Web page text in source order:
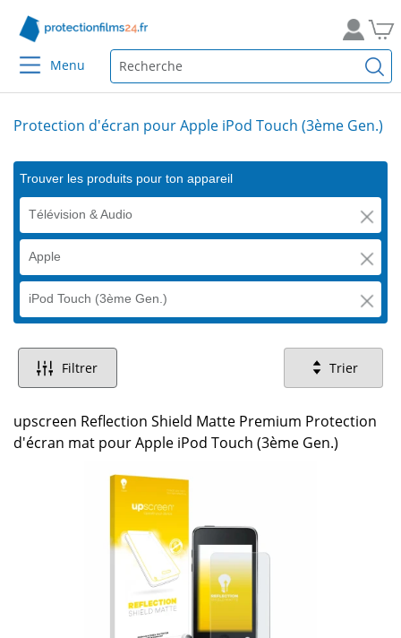
Menu
Protection d'écran pour Apple iPod Touch (3ème Gen.)
Trouver les produits pour ton appareil
Télévision & Audio
Apple
iPod Touch (3ème Gen.)
Filtrer Trier
upscreen Reflection Shield Matte Premium Protection
d'écran mat pour Apple iPod Touch (3ème Gen.)